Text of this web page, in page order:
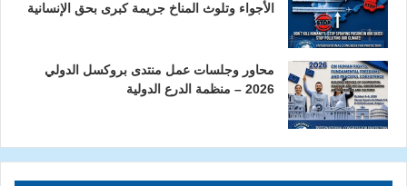
الأجواء وتلوث المناخ جريمة كبرى بحق الإنسانية
محاور وجلسات عمل منتدى بروكسل الدولي
2026 – منظمة الدرع الدولية